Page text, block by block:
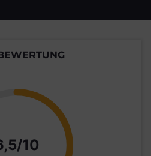
10 Punkte